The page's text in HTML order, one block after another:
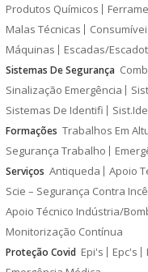
Produtos Químicos
Malas Técnicas
Máquinas
Escadas/
Sistemas De Segurança
Sinalização Emergência
Sistemas De Identifi
Formações Trabalhos Em
Segurança Trabalho
Serviços Antiqueda
Apoio
Scie – Segurança Contra
Apoio Técnico Indústria/
Monitorização Contínua
Proteção Covid Epi's Epc's